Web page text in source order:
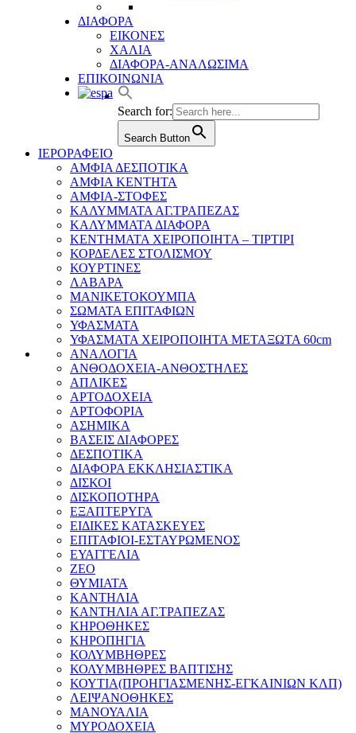
ΔΙΑΦΟΡΑ
ΕΙΚΟΝΕΣ
ΧΑΛΙΑ
ΔΙΑΦΟΡΑ-ΑΝΑΛΩΣΙΜΑ
ΕΠΙΚΟΙΝΩΝΙΑ
Search for:
Search Button
ΙΕΡΟΡΑΦΕΙΟ
ΑΜΦΙΑ ΔΕΣΠΟΤΙΚΑ
ΑΜΦΙΑ ΚΕΝΤΗΤΑ
ΑΜΦΙΑ-ΣΤΟΦΕΣ
ΚΑΛΥΜΜΑΤΑ ΑΓ.ΤΡΑΠΕΖΑΣ
ΚΑΛΥΜΜΑΤΑ ΔΙΑΦΟΡΑ
ΚΕΝΤΗΜΑΤΑ ΧΕΙΡΟΠΟΙΗΤΑ – ΤΙΡΤΙΡΙ
ΚΟΡΔΕΛΕΣ ΣΤΟΛΙΣΜΟΥ
ΚΟΥΡΤΙΝΕΣ
ΛΑΒΑΡΑ
ΜΑΝΙΚΕΤΟΚΟΥΜΠΑ
ΣΩΜΑΤΑ ΕΠΙΤΑΦΙΩΝ
ΥΦΑΣΜΑΤΑ
ΥΦΑΣΜΑΤΑ ΧΕΙΡΟΠΟΙΗΤΑ ΜΕΤΑΞΩΤΑ 60cm
ΑΝΑΛΟΓΙΑ
ΑΝΘΟΔΟΧΕΙΑ-ΑΝΘΟΣΤΗΛΕΣ
ΑΠΛΙΚΕΣ
ΑΡΤΟΔΟΧΕΙΑ
ΑΡΤΟΦΟΡΙΑ
ΑΣΗΜΙΚΑ
ΒΑΣΕΙΣ ΔΙΑΦΟΡΕΣ
ΔΕΣΠΟΤΙΚΑ
ΔΙΑΦΟΡΑ ΕΚΚΛΗΣΙΑΣΤΙΚΑ
ΔΙΣΚΟΙ
ΔΙΣΚΟΠΟΤΗΡΑ
ΕΞΑΠΤΕΡΥΓΑ
ΕΙΔΙΚΕΣ ΚΑΤΑΣΚΕΥΕΣ
ΕΠΙΤΑΦΙΟΙ-ΕΣΤΑΥΡΩΜΕΝΟΣ
ΕΥΑΓΓΕΛΙΑ
ΖΕΟ
ΘΥΜΙΑΤΑ
ΚΑΝΤΗΛΙΑ
ΚΑΝΤΗΛΙΑ ΑΓ.ΤΡΑΠΕΖΑΣ
ΚΗΡΟΘΗΚΕΣ
ΚΗΡΟΠΗΓΙΑ
ΚΟΛΥΜΒΗΘΡΕΣ
ΚΟΛΥΜΒΗΘΡΕΣ ΒΑΠΤΙΣΗΣ
ΚΟΥΤΙΑ(ΠΡΟΗΓΙΑΣΜΕΝΗΣ-ΕΓΚΑΙΝΙΩΝ ΚΛΠ)
ΛΕΙΨΑΝΟΘΗΚΕΣ
ΜΑΝΟΥΑΛΙΑ
ΜΥΡΟΔΟΧΕΙΑ